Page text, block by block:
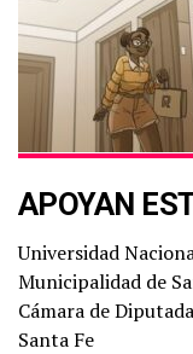
APOYAN
Universidad
Municipalidad de
Cámara de
Santa Fe